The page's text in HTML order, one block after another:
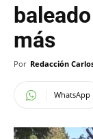
más
Por Redacción
WhatsApp